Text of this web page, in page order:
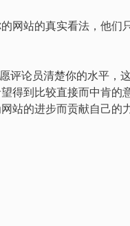
网站的真实看法，他们
评论员清楚你的水平，
得到比较直接而中肯的
站的进步而贡献自己的